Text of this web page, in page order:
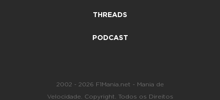
THREADS
PODCAST
2002 - 2026 F1Mania.net - Mania de
Velocidade. Copyright. Todos os Direitos